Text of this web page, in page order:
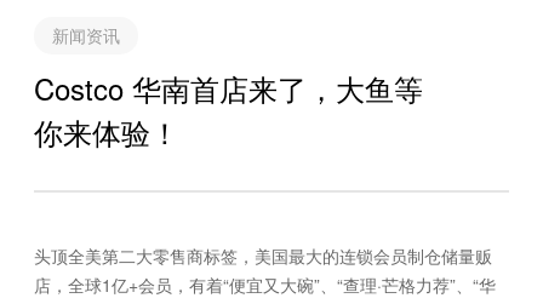
新闻资讯
Costco 华南首店来了，大鱼等
你来体验！
头顶全美第二大零售商标签，美国最大的连锁会员制仓储量贩
店，全球1亿+会员，有着“便宜又大碗”、“查理·芒格力荐”、“华